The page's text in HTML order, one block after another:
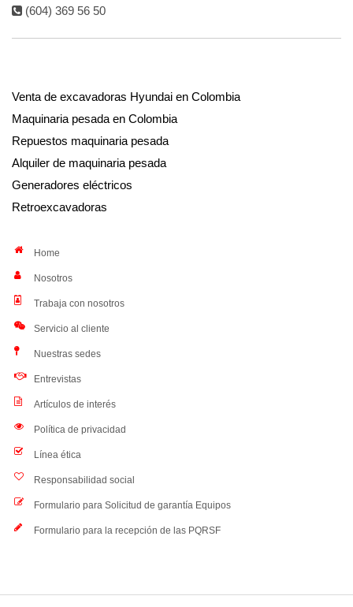
(604) 369 56 50
Venta de excavadoras Hyundai en Colombia
Maquinaria pesada en Colombia
Repuestos maquinaria pesada
Alquiler de maquinaria pesada
Generadores eléctricos
Retroexcavadoras
Home
Nosotros
Trabaja con nosotros
Servicio al cliente
Nuestras sedes
Entrevistas
Artículos de interés
Política de privacidad
Línea ética
Responsabilidad social
Formulario para Solicitud de garantía Equipos
Formulario para la recepción de las PQRSF